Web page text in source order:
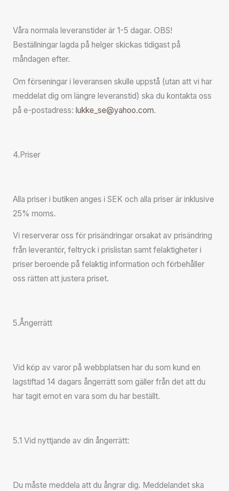
Våra normala leveranstider är 1-5 dagar. OBS!
Beställningar lagda på helger skickas tidigast på
måndagen efter.
Om förseningar i leveransen skulle uppstå (utan att vi har
meddelat dig om längre leveranstid) ska du kontakta oss
på e-postadress: lukke_se@yahoo.com.
4.Priser
Alla priser i butiken anges i SEK och alla priser är inklusive
25% moms.
Vi reserverar oss för prisändringar orsakat av prisändring
från leverantör, feltryck i prislistan samt felaktigheter i
priser beroende på felaktig information och förbehåller
oss rätten att justera priset.
5.Ångerrätt
Vid köp av varor på webbplatsen har du som kund en
lagstiftad 14 dagars ångerrätt som gäller från det att du
har tagit emot en vara som du har beställt.
5.1 Vid nyttjande av din ångerrätt:
Du måste meddela att du ångrar dig. Meddelandet ska